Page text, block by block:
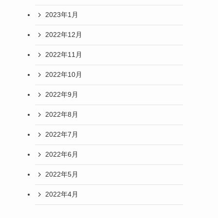
2023年1月
2022年12月
2022年11月
2022年10月
2022年9月
2022年8月
2022年7月
2022年6月
2022年5月
2022年4月